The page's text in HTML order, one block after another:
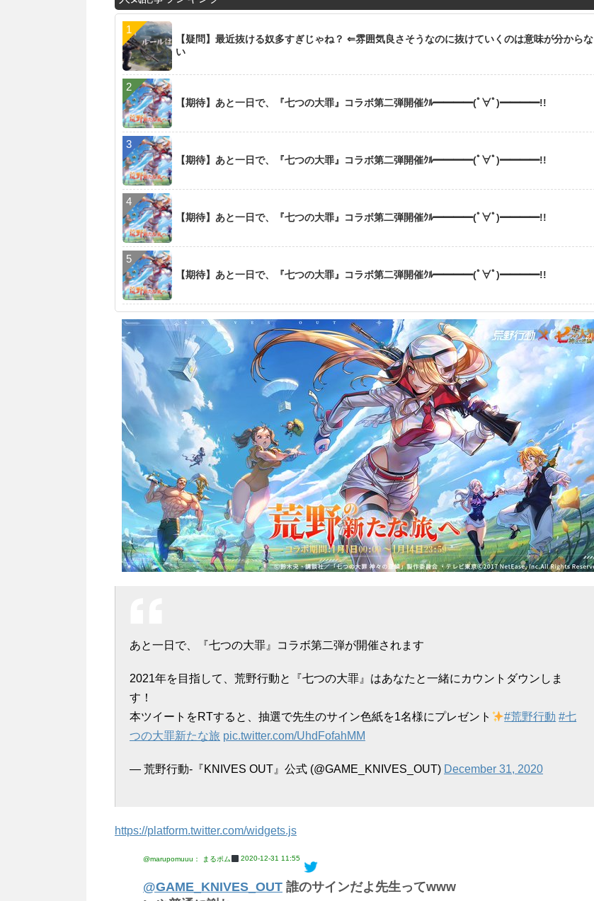
【疑問】最近抜ける奴多すぎじゃね？ ⇐雰囲気良さそうなのに抜けていくのは意味が分からな
い
【期待】あと一日で、『七つの大罪』コラボ第二弾開催ｸﾙ━━━━(ﾟ∀ﾟ)━━━━!!
【期待】あと一日で、『七つの大罪』コラボ第二弾開催ｸﾙ━━━━(ﾟ∀ﾟ)━━━━!!
【期待】あと一日で、『七つの大罪』コラボ第二弾開催ｸﾙ━━━━(ﾟ∀ﾟ)━━━━!!
【期待】あと一日で、『七つの大罪』コラボ第二弾開催ｸﾙ━━━━(ﾟ∀ﾟ)━━━━!!
あと一日で、『七つの大罪』コラボ第二弾が開催されます
2021年を目指して、荒野行動と『七つの大罪』はあなたと一緒にカウントダウンしま
す！
本ツイートをRTすると、抽選で先生のサイン色紙を1名様にプレゼント
#荒野行動 #七
つの大罪新たな旅 pic.twitter.com/UhdFofahMM
— 荒野行動-『KNIVES OUT』公式 (@GAME_KNIVES_OUT) December 31, 2020
https://platform.twitter.com/widgets.js
@marupomuuu： まるポム 2020-12-31 11:55
@GAME_KNIVES_OUT 誰のサインだよ先生ってwww